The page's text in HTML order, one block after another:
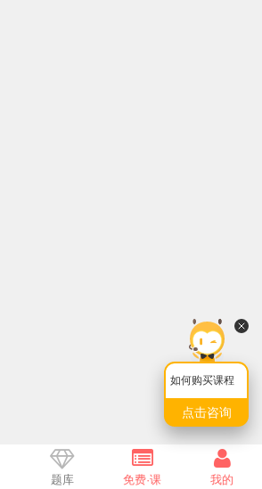
如何购买课程
点击咨询
题库 免费·课 我的